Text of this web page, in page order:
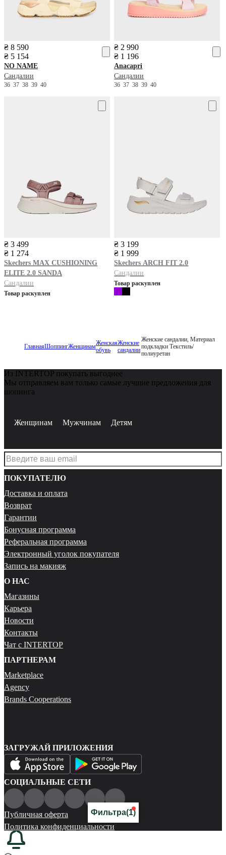
₴ 8 590
₴ 5 154
NO NAME
Сандалии
36 37 38 39 40
₴ 2 990
₴ 1 196
Anacapri
Сандалии
3637383940
₴ 3 499
₴ 1 274
Skechers MAX CUSHIONING
ELITE 2.0 SANDA
Сандалии
Товар раскуплен
₴ 3 199
₴ 1 999
Skechers ARCH FIT 2.0
Сандалии
Товар раскуплен
ГлавнаяШоппингЖенщинамЖенская
обувь
Женские
сандалии
Женские сандалии, Материал
подкладки Текстиль/
полиуретан
Фильтра(1)
Из INTERTOP покупать выгоднее
Мы отправляем вам только самые лучшие предложения для
шопинга
Женщинам Мужчинам Детям
ПОКУПАТЕЛЮ
Доставка и оплата
Возврат
Гарантии
Бонусная программа
Реферальная программа
Электронный уголок покупателя
Запись на макияж
О НАС
Магазины
Карьера
Новости
Контакты
Чат с INTERTOP
ПАРТНЕРАМ
Marketplace
Agency
Brands Cooperations
ЗАГРУЖАЙ ПРИЛОЖЕНИЯ
СОЦИАЛЬНЫЕ СЕТИ
Публичная оферта
Политика конфиденциальности
Карта сайта
© 2026 Все права защищены